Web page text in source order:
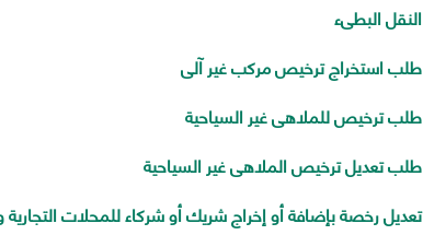
النقل البطىء
طلب استخراج ترخيص مركب غير آلى
طلب ترخيص للملاهى غير السياحية
طلب تعديل ترخيص الملاهى غير السياحية
تعديل رخصة بإضافة أو إخراج شريك أو شركاء للمحلات التجارية